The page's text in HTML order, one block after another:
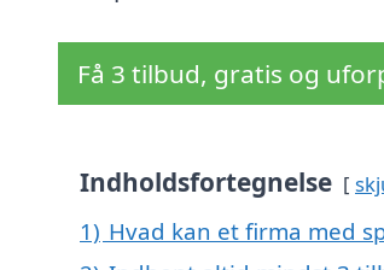
Få 3 tilbud, gratis og
Indholdsfortegnelse
1) Hvad kan et firma med